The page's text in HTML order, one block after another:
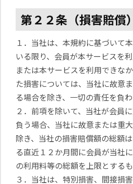
第２２条（損害賠償）
１．当社は、本規約に基づいて
いる限り、会員が本サービスを利
または本サービスを利用できな
た損害については、当社に故意
る場合を除き、一切の責任を負わ
２．前項を除いて、当社が会員
負う場合、当社に故意または重
除き、当社の損害賠償額の総額
る直近１２か月間に会員が当社
の利用料等の総額を上限とするも
３．当社は、特別損害、間接損